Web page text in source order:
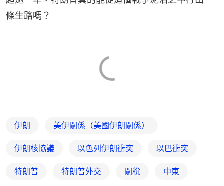
條生路嗎？
伊朗 美伊關係（美國伊朗關係）
伊朗核協議 以色列伊朗衝突 以巴衝突
特朗普 特朗普外交 關稅 中東